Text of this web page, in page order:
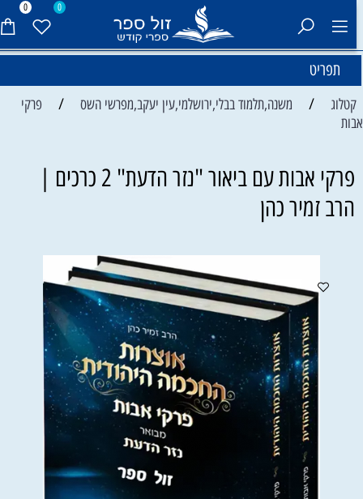
0 0
תפריט
קטלוג / משנה,תלמוד בבלי,ירושלמי,עין יעקב,מפרשי השס /
פרקי
פרקי אבות עם ביאור "נזר הדעת" 2 כרכים |
הרב זמיר כהן